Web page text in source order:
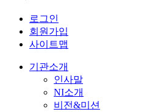
로그인
회원가입
사이트맵
기관소개
인사말
NI소개
비전&미션